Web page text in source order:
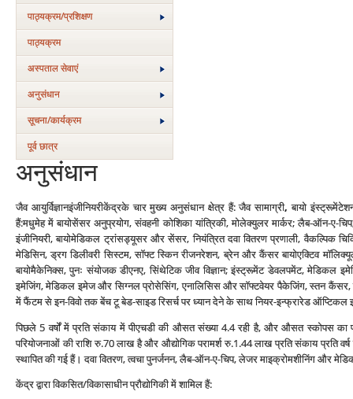
पाठ्यक्रम/प्रशिक्षण
पाठ्यक्रम
अस्‍पताल सेवाएं
अनुसंधान
सूचना/कार्यक्रम
पूर्व छात्र
अनुसंधान
जैव आयुर्विज्ञानइंजीनियरीकेंद्रके चार मुख्य अनुसंधान क्षेत्र हैं: जैव सामाग्री, बायो
हैं:मधुमेह में बायोसेंसर अनुप्रयोग, संवहनी कोशिका यांत्रिकी, मोलेक्युलर मार्कर; लैब-ऑन-ए-
इंजीनियरी, बायोमेडिकल ट्रांसड्यूसर और सेंसर, नियंत्रित दवा वितरण प्रणाली, वैकल्पिक
मेडिसिन, ड्रग डिलीवरी सिस्टम, सॉफ्ट स्किन रीजनरेशन, ब्रेन और कैंसर बायोएक्टिव
बायोमैकेनिक्स, पुनः संयोजक डीएनए, सिंथेटिक जीव विज्ञान; इंस्ट्रूमेंट डेवलपमेंट, मेडिकल
इमेजिंग, मेडिकल इमेज और सिग्नल प्रोसेसिंग, एनालिसिस और सॉफ्टवेयर पैकेजिंग, स्तन कैंसर,
में फैंटम से इन-विवो तक बेंच टू बेड-साइड रिसर्च पर ध्यान देने के साथ नियर-इन्फ्रारेड
पिछले 5 वर्षों में प्रति संकाय में पीएचडी की औसत संख्या 4.4 रही है, और औसत स्कोपस का
परियोजनाओं की राशि रु.70 लाख है और औद्योगिक परामर्श रु.1.44 लाख प्रति संकाय प्रति
स्थापित की गई हैं। दवा वितरण, त्वचा पुनर्जनन, लैब-ऑन-ए-चिप, लेजर माइक्रोमशीनिंग और
केंद्र द्वारा विकसित/विकासाधीन प्रौद्योगिकी में शामिल हैं: